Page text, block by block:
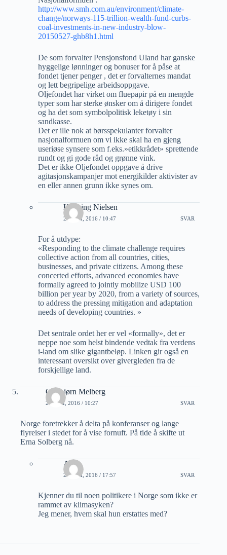
http://www.smh.com.au/environment/climate-
change/norways-115-trillion-wealth-fund-curbs-
coal-investments-in-new-industry-blow-
20150527-ghb8h1.html
De som forvalter Pensjonsfond Uland har ganske
hyggelige lønninger og bonuser for å påse at
fondet tjener penger , det er forvalternes mandat
og lett begripelige arbeidsoppgave.
Oljefondet har virket om fluepapir på en mengde
typer som har sterke ønsker om å dirigere fondet
og ha det som symbolpolitisk leketøy i sin
sandkasse.
Det er ille nok at børsspekulanter forvalter
nasjonalformuen om vi ikke skal ha en gjeng
useriøse synsere som f.eks.»etikkrådet» sprettende
rundt og gi gode råd og grønne vink.
Det er ikke Oljefondet oppgave å drive
agitasjonskampanjer mot energikilder aktivister av
en eller annen grunn ikke synes om.
Henning Nielsen
21 JULI, 2016 / 10:47 SVAR
For å utdype:
«Responding to the climate challenge requires
collective action from all countries, cities,
businesses, and private citizens. Among these
concerted efforts, advanced economies have
formally agreed to jointly mobilize USD 100
billion per year by 2020, from a variety of sources,
to address the pressing mitigation and adaptation
needs of developing countries. »
Det sentrale ordet her er vel «formally», det er
neppe noe som helst bindende vedtak fra verdens
i-land om slike gigantbeløp. Linken gir også en
interessant oversikt over givergleden fra de
forskjellige land.
Oddbjørn Melberg
25 JULI, 2016 / 10:27 SVAR
Norge foretrekker å delta på konferanser og lange
flyreiser i stedet for å vise fornuft. På tide å skifte ut
Erna Solberg nå.
Arild
25 JULI, 2016 / 17:57 SVAR
Kjenner du til noen politikere i Norge som ikke er
rammet av klimasyken?
Jeg mener, hvem skal hun erstattes med?